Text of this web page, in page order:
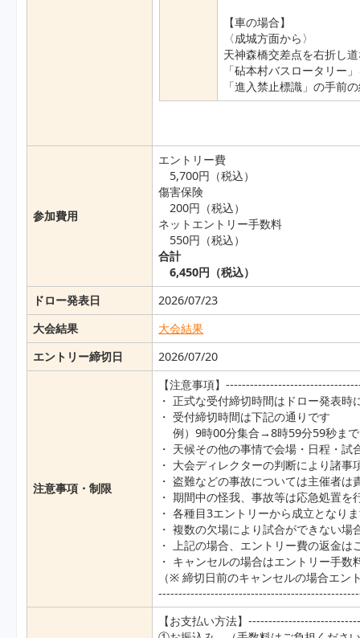
【車の場合】
〈成城方面から〉
天神森橋交差点を右折し
「砧本村バスロータリー
「進入禁止標識」の手前
参加費用
エントリー費
5,700円（税込）
傷害保険
200円（税込）
ネットエントリー手数料
550円（税込）
合計
6,450円（税込）
ドロー発表日
2026/07/23
大会結果
大会結果
エントリー締切日
2026/07/20
注意事項・制限
【注意事項】
・ 正式な受付締切時間はドロー発表時
・ 受付締切時間は下記の通りです
例）9時00分集合→8時59分59秒まで
・ 天候その他の事情で会場・日程・
・ 大会ディレクターの判断により諸
・ 盗難などの事故については主催者は
・ 期間中の怪我、事故等は応急処置
・ 各種目3エントリーから成立となり
・ 複数の欠場により試合ができない
・ 上記の場合、エントリー費の返金は
・ キャンセルの場合はエントリー手
（※ 締切日前のキャンセルの場合エン
【お支払い方法】